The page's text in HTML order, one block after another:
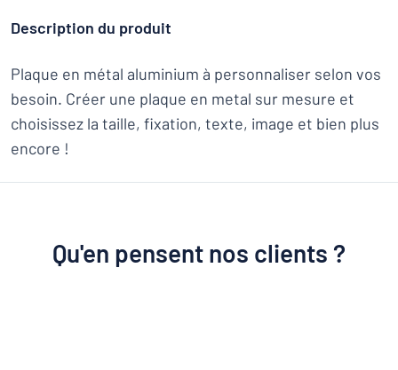
Description du produit
Plaque en métal aluminium à personnaliser selon vos
besoin. Créer une plaque en metal sur mesure et
choisissez la taille, fixation, texte, image et bien plus
encore !
Qu'en pensent nos clients ?